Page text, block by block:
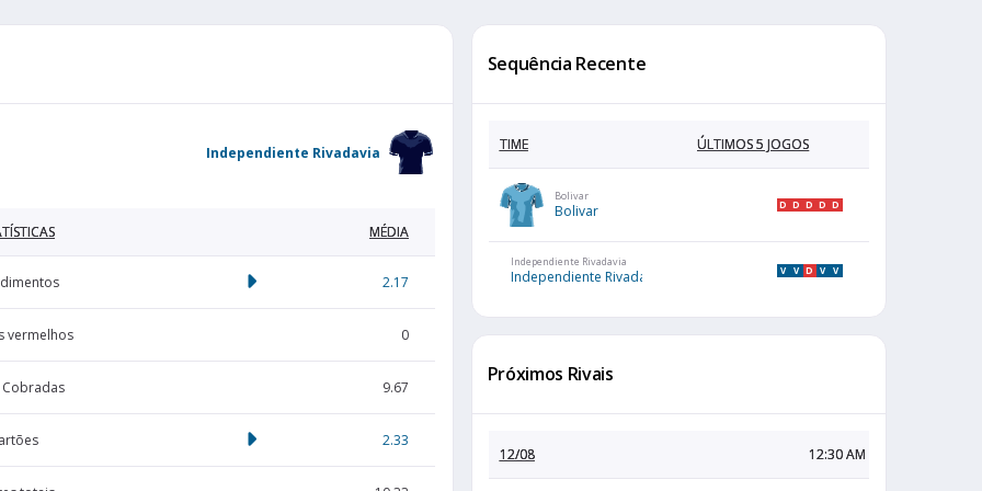
Independiente Rivadavia
MÉDIA
2.17
vermelhos 0
Cobradas 9.67
2.33
Sequência Recente
TIME ÚLTIMOS 5 JOGOS
Bolivar
Bolivar D D D D D
Independiente Rivadavia
Independiente Rivadavia V V D V V
Próximos Rivais
12/08 12:30 AM